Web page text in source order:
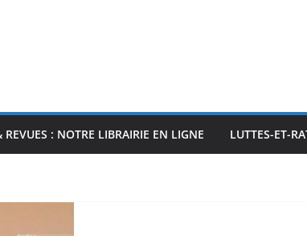
REVUES : NOTRE LIBRAIRIE EN LIGNE LUTTES-ET-